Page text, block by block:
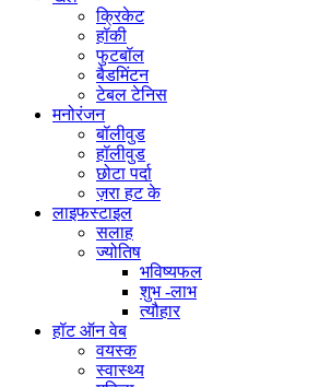
क्रिकेट
हॉकी
फुटबॉल
बैडमिंटन
टेबल टेनिस
मनोरंजन
बॉलीवुड
हॉलीवुड
छोटा पर्दा
ज़रा हट के
लाइफस्टाइल
सलाह
ज्योतिष
भविष्यफल
शुभ -लाभ
त्यौहार
हॉट ऑन वेब
वयस्क
स्वास्थ्य